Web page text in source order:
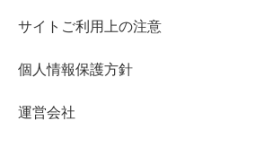
サイトご利用上の注意
個人情報保護方針
運営会社